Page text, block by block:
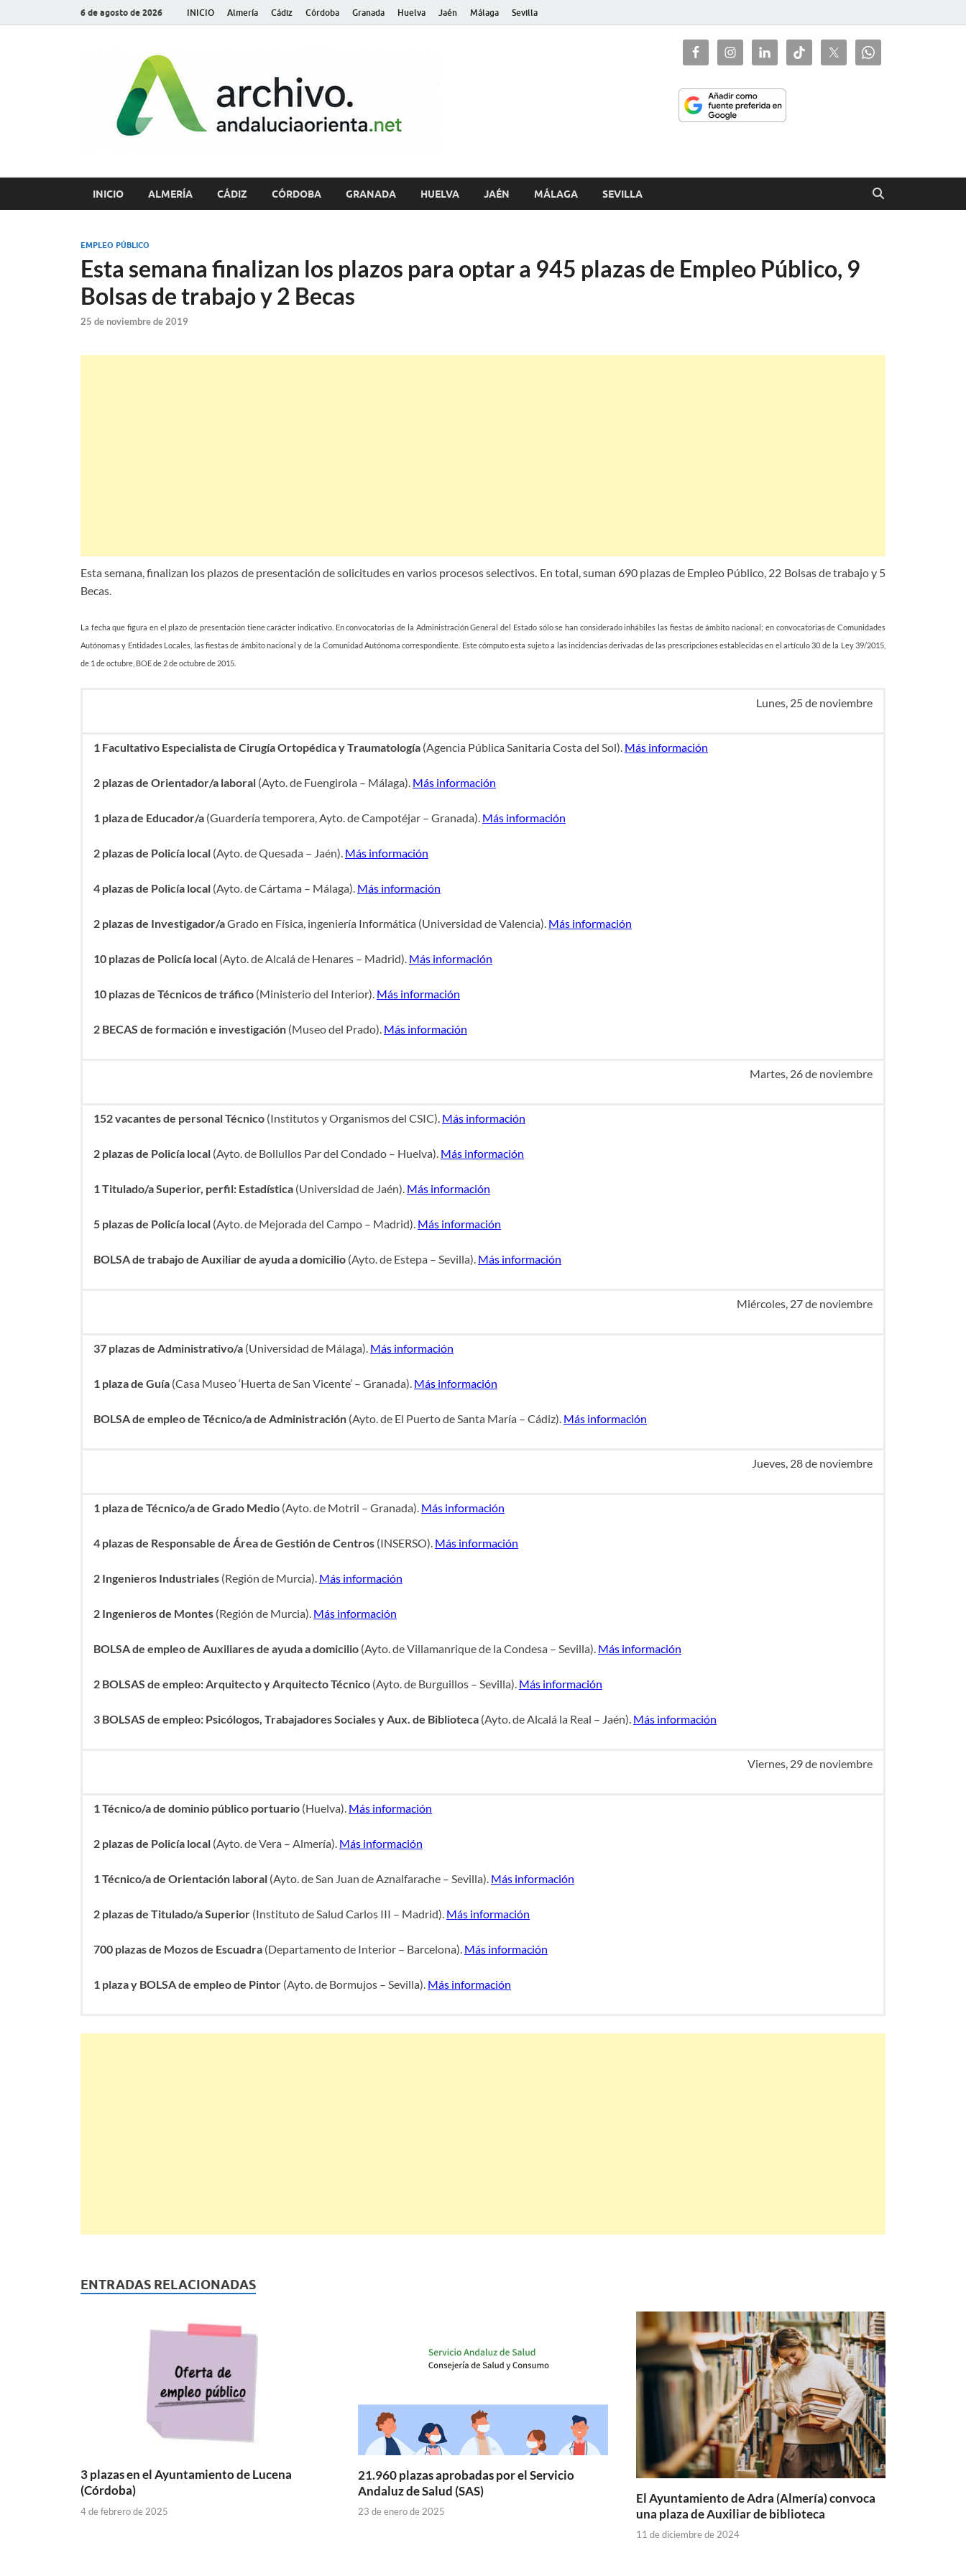
6 de agosto de 2026 INICIO Almería Cádiz Córdoba Granada Huelva Jaén Málaga Sevilla
archivo.andaluciaorienta
INICIO ALMERÍA CÁDIZ CÓRDOBA GRANADA HUELVA JAÉN MÁLAGA SEVILLA
EMPLEO PÚBLICO
Esta semana finalizan los plazos para optar a 945 plazas de Empleo Público, 9
Bolsas de trabajo y 2 Becas
25 de noviembre de 2019
Esta semana, finalizan los plazos de presentación de solicitudes en varios procesos selectivos. En total, suman 690 plazas de Empleo Público, 22 Bolsas de trabajo y 5
Becas.
La fecha que figura en el plazo de presentación tiene carácter indicativo. En convocatorias de la Administración General del Estado sólo se han considerado inhábiles las fiestas de ámbito nacional; en convocatorias de Comunidades
Autónomas y Entidades Locales, las fiestas de ámbito nacional y de la Comunidad Autónoma correspondiente. Este cómputo esta sujeto a las incidencias derivadas de las prescripciones establecidas en el artículo 30 de la Ley 39/2015,
de 1 de octubre, BOE de 2 de octubre de 2015.
Lunes, 25 de noviembre
1 Facultativo Especialista de Cirugía Ortopédica y Traumatología (Agencia Pública Sanitaria Costa del Sol). Más información
2 plazas de Orientador/a laboral (Ayto. de Fuengirola – Málaga). Más información
1 plaza de Educador/a (Guardería temporera, Ayto. de Campotéjar – Granada). Más información
2 plazas de Policía local (Ayto. de Quesada – Jaén). Más información
4 plazas de Policía local (Ayto. de Cártama – Málaga). Más información
2 plazas de Investigador/aGrado en Física, ingeniería Informática (Universidad de Valencia). Más información
10 plazas de Policía local (Ayto. de Alcalá de Henares – Madrid). Más información
10 plazas de Técnicos de tráfico (Ministerio del Interior). Más información
2 BECAS de formación e investigación (Museo del Prado). Más información
Martes, 26 de noviembre
152 vacantes de personal Técnico (Institutos y Organismos del CSIC). Más información
2 plazas de Policía local (Ayto. de Bollullos Par del Condado – Huelva). Más información
1 Titulado/a Superior, perfil: Estadística (Universidad de Jaén). Más información
5 plazas de Policía local (Ayto. de Mejorada del Campo – Madrid). Más información
BOLSA de trabajo de Auxiliar de ayuda a domicilio (Ayto. de Estepa – Sevilla). Más información
Miércoles, 27 de noviembre
37 plazas de Administrativo/a (Universidad de Málaga). Más información
1 plaza de Guía (Casa Museo ‘Huerta de San Vicente’ – Granada). Más información
BOLSA de empleo de Técnico/a de Administración (Ayto. de El Puerto de Santa María – Cádiz). Más información
Jueves, 28 de noviembre
1 plaza de Técnico/a de Grado Medio (Ayto. de Motril – Granada). Más información
4 plazas de Responsable de Área de Gestión de Centros (INSERSO). Más información
2 Ingenieros Industriales (Región de Murcia). Más información
2 Ingenieros de Montes (Región de Murcia). Más información
BOLSA de empleo de Auxiliares de ayuda a domicilio (Ayto. de Villamanrique de la Condesa – Sevilla). Más información
2 BOLSAS de empleo: Arquitecto y Arquitecto Técnico (Ayto. de Burguillos – Sevilla). Más información
3 BOLSAS de empleo: Psicólogos, Trabajadores Sociales y Aux. de Biblioteca (Ayto. de Alcalá la Real – Jaén). Más información
Viernes, 29 de noviembre
1 Técnico/a de dominio público portuario (Huelva). Más información
2 plazas de Policía local (Ayto. de Vera – Almería). Más información
1 Técnico/a de Orientación laboral (Ayto. de San Juan de Aznalfarache – Sevilla). Más información
2 plazas de Titulado/a Superior (Instituto de Salud Carlos III – Madrid). Más información
700 plazas de Mozos de Escuadra (Departamento de Interior – Barcelona). Más información
1 plaza y BOLSA de empleo de Pintor (Ayto. de Bormujos – Sevilla). Más información
ENTRADAS RELACIONADAS
3 plazas en el Ayuntamiento de Lucena
(Córdoba)
4 de febrero de 2025
21.960 plazas aprobadas por el Servicio
Andaluz de Salud (SAS)
23 de enero de 2025
El Ayuntamiento de Adra (Almería) convoca
una plaza de Auxiliar de biblioteca
11 de diciembre de 2024